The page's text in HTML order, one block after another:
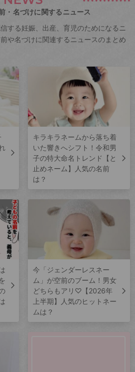
・名づけに関するニュース
する妊娠、出産、育児のためになるニ
や名づけに関連するニュースのまとめ
キラキラネームから落ち着
いた響きへシフト！令和男
子の特大命名トレンド【と
止めネーム】人気の名前
は？
今「ジェンダーレスネー
ム」が空前のブーム！男女
どちらもアリ♡【2026年
上半期】人気のヒットネー
ムは？